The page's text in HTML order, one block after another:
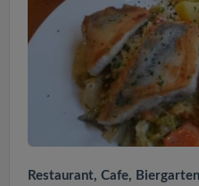
Restaurant, Cafe, Biergarten